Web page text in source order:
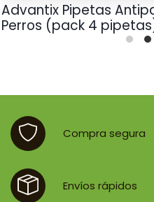
Advantix Pipetas
Perros (pack 4
Compra segura
Envíos rápidos